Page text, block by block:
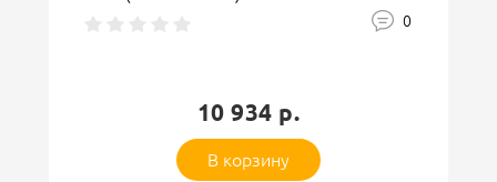
0
10 934 р.
В корзину